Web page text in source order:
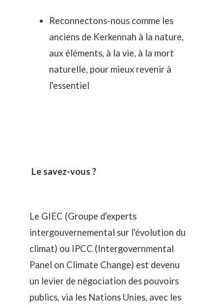
Reconnectons-nous comme les
anciens de Kerkennah à la nature,
aux éléments, à la vie, à la mort
naturelle, pour mieux revenir à
l'essentiel
Le savez-vous ?
Le GIEC (Groupe d'experts
intergouvernemental sur l'évolution du
climat) ou IPCC (Intergovernmental
Panel on Climate Change) est devenu
un levier de négociation des pouvoirs
publics, via les Nations Unies, avec les